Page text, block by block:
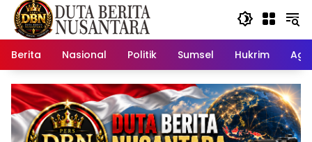
Berita Nasional Politik Sumsel Hukrim